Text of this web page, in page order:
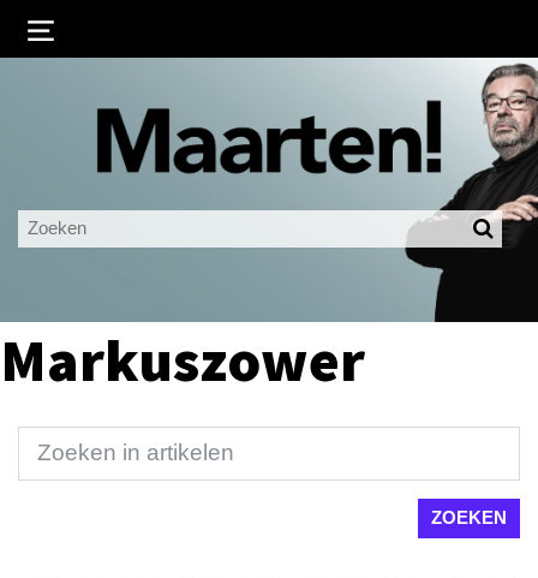
Ingelogd blijven
LOGIN
Markuszower